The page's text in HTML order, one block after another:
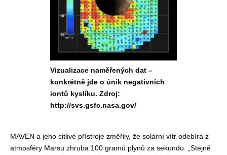
Vizualizace naměřených dat –
konkrétně jde o únik negativních
iontů kyslíku. Zdroj:
http://svs.gsfc.nasa.gov/
MAVEN a jeho citlivé přístroje změřily, že solární vítr odebírá z
atmosféry Marsu zhruba 100 gramů plynů za sekundu. „Stejně